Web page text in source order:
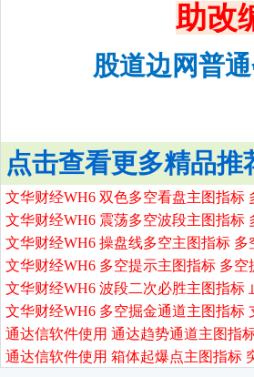
助改
股道边网普
点击查看更多精品推
文华财经WH6 双色多空看盘主图指标
文华财经WH6 震荡多空波段主图指标
文华财经WH6 操盘线多空主图指标
文华财经WH6 多空提示主图指标 多
文华财经WH6 波段二次必胜主图指标
文华财经WH6 多空掘金通道主图指标
通达信软件使用 通达趋势通道主图指
通达信软件使用 箱体起爆点主图指标